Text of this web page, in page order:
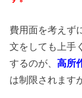
費用面を考えず
文をしても上手
するのが、高所
は制限されます